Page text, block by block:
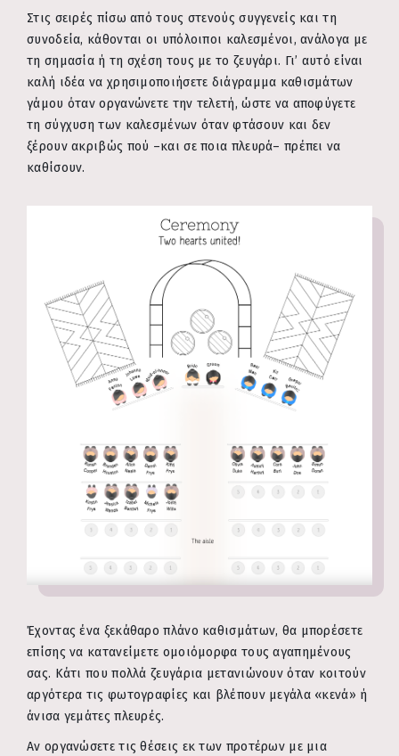
Στις σειρές πίσω από τους στενούς συγγενείς και τη
συνοδεία, κάθονται οι υπόλοιποι καλεσμένοι, ανάλογα με
τη σημασία ή τη σχέση τους με το ζευγάρι. Γι’ αυτό είναι
καλή ιδέα να χρησιμοποιήσετε διάγραμμα καθισμάτων
γάμου όταν οργανώνετε την τελετή, ώστε να αποφύγετε
τη σύγχυση των καλεσμένων όταν φτάσουν και δεν
ξέρουν ακριβώς πού –και σε ποια πλευρά– πρέπει να
καθίσουν.
Έχοντας ένα ξεκάθαρο πλάνο καθισμάτων, θα μπορέσετε
επίσης να κατανείμετε ομοιόμορφα τους αγαπημένους
σας. Κάτι που πολλά ζευγάρια μετανιώνουν όταν κοιτούν
αργότερα τις φωτογραφίες και βλέπουν μεγάλα «κενά» ή
άνισα γεμάτες πλευρές.
Αν οργανώσετε τις θέσεις εκ των προτέρων με μια